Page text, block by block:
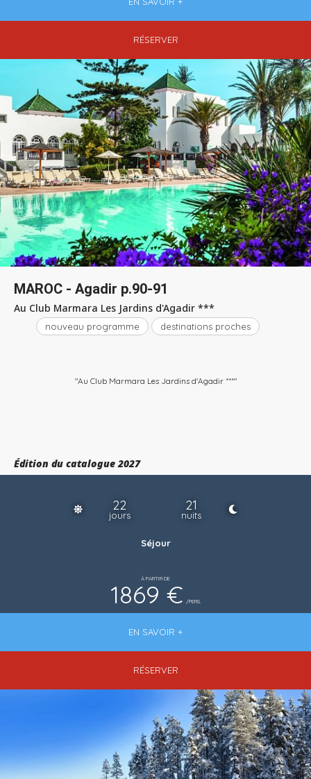
RÉSERVER
MAROC - Agadir p.90-91
Édition du catalogue 2027
Au Club Marmara Les Jardins d'Agadir ***
nouveau programme destinations proches
"Au Club Marmara Les Jardins d'Agadir ***"
22
jours
21
nuits
Séjour
À PARTIR DE
1869 € /PERS.
EN SAVOIR +
RÉSERVER